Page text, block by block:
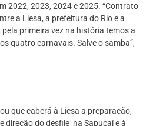
2022, 2023, 2024 e 2025. “Contrato
a Liesa, a prefeitura do Rio e a
pela primeira vez na história temos a
quatro carnavais. Salve o samba”,
que caberá à Liesa a preparação,
direção do desfile na Sapucaí e à